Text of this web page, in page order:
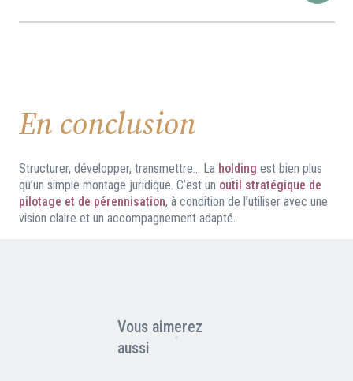
En conclusion
Structurer, développer, transmettre… La holding est bien plus
qu’un simple montage juridique. C’est un outil stratégique de
pilotage et de pérennisation, à condition de l’utiliser avec une
vision claire et un accompagnement adapté.
Vous aimerez
aussi